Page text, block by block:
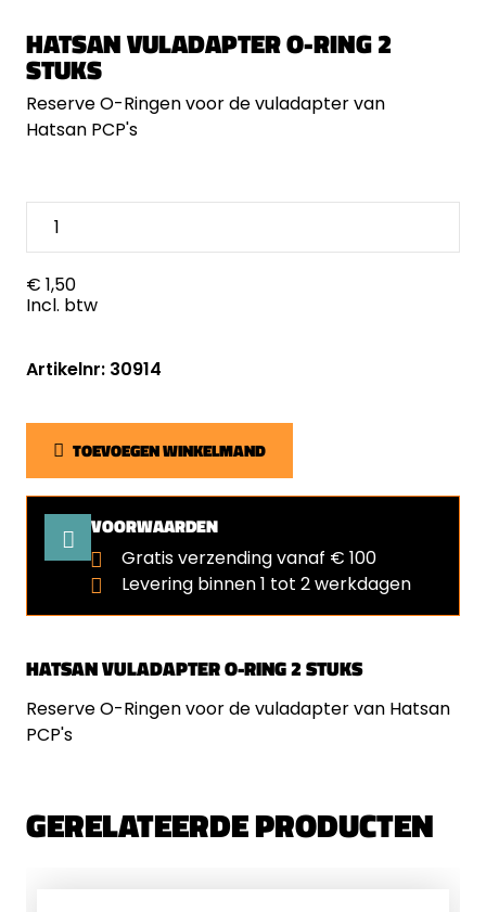
HATSAN VULADAPTER O-RING 2 STUKS
Reserve O-Ringen voor de vuladapter van Hatsan
PCP's
HATSAN VULADAPTER O-RING 2
STUKS
Reserve O-Ringen voor de vuladapter van
Hatsan PCP's
€ 1,50
Incl. btw
Artikelnr: 30914
TOEVOEGEN WINKELMAND
VOORWAARDEN
Gratis verzending vanaf € 100
Levering binnen 1 tot 2 werkdagen
GERELATEERDE PRODUCTEN